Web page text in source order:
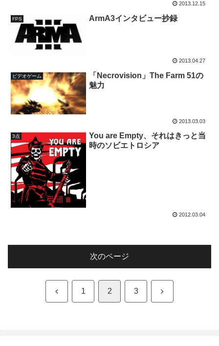
2013.12.15
FPS ArmA3インタビュー抄録
2013.04.27
ビデオゲーム
「Necrovision」The Farm 51の
魅力
2013.03.03
3点
You are Empty、それはきっと当
時のソビエトロシア
2012.03.04
次のページ
前 1 2 3 次